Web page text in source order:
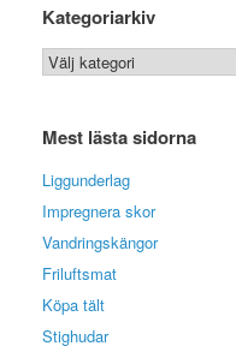
Kategoriarkiv
Kategoriarkiv
Mest lästa sidorna
Liggunderlag
Impregnera skor
Vandringskängor
Friluftsmat
Köpa tält
Stighudar